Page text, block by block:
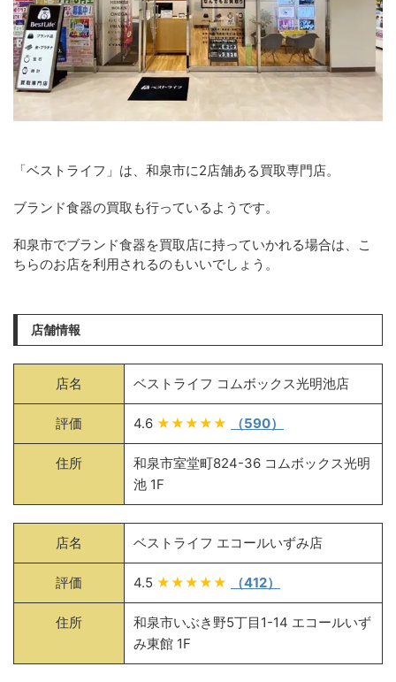
「ベストライフ」は、和泉市に2店舗ある買取専門店。
ブランド食器の買取も行っているようです。
和泉市でブランド食器を買取店に持っていかれる場合は、こ
ちらのお店を利用されるのもいいでしょう。
店舗情報
店名 ベストライフ コムボックス光明池店
評価 4.6 ★★★★★ （590）
住所
和泉市室堂町824-36 コムボックス光明
池 1F
店名 ベストライフ エコールいずみ店
評価 4.5 ★★★★★ （412）
住所
和泉市いぶき野5丁目1-14 エコールいず
み東館 1F